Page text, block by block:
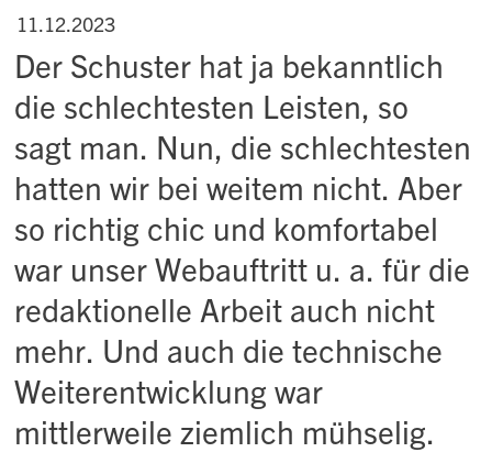
11.12.2023
Der Schuster hat ja bekanntlich
die schlechtesten Leisten, so
sagt man. Nun, die schlechtesten
hatten wir bei weitem nicht. Aber
so richtig chic und komfortabel
war unser Webauftritt u. a. für die
redaktionelle Arbeit auch nicht
mehr. Und auch die technische
Weiterentwicklung war
mittlerweile ziemlich mühselig.